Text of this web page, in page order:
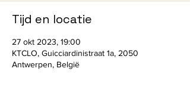
Tijd en locatie
27 okt 2023, 19:00
KTCLO, Guicciardinistraat 1a, 2050
Antwerpen, België